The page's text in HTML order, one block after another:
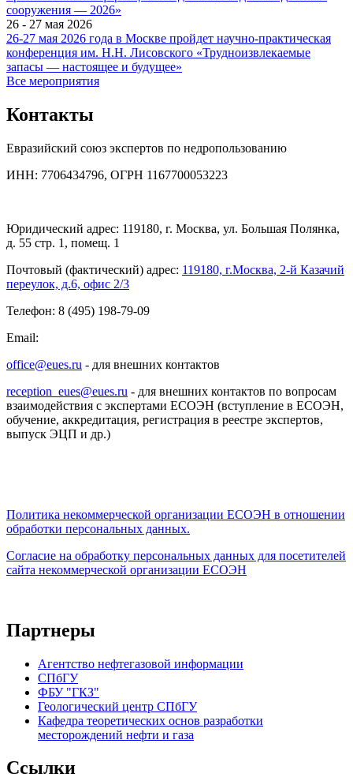
сооружения — 2026»
26 - 27 мая 2026
26-27 мая 2026 года в Москве пройдет научно-практическая
конференция им. Н.Н. Лисовского «Трудноизвлекаемые
запасы — настоящее и будущее»
Все мероприятия
Контакты
Евразийский союз экспертов по недропользованию
ИНН: 7706434796, ОГРН 1167700053223
Юридический адрес: 119180, г. Москва, ул. Большая Полянка,
д. 55 стр. 1, помещ. 1
Почтовый (фактический) адрес: 119180, г.Москва, 2-й Казачий
переулок, д.6, офис 2/3
Телефон: 8 (495) 198-79-09
Email:
office@eues.ru - для внешних контактов
reception_eues@eues.ru - для внешних контактов по вопросам
взаимодействия с экспертами ЕСОЭН (вступление в ЕСОЭН,
обучение, аккредитация, регистрация в реестре экспертов,
выпуск ЭЦП и др.)
Политика некоммерческой организации ЕСОЭН в отношении
обработки персональных данных.
Согласие на обработку персональных данных для посетителей
сайта некоммерческой организации ЕСОЭН
Партнеры
Агентство нефтегазовой информации
СПбГУ
ФБУ "ГКЗ"
Геологический центр СПбГУ
Кафедра теоретических основ разработки
месторождений нефти и газа
Ссылки